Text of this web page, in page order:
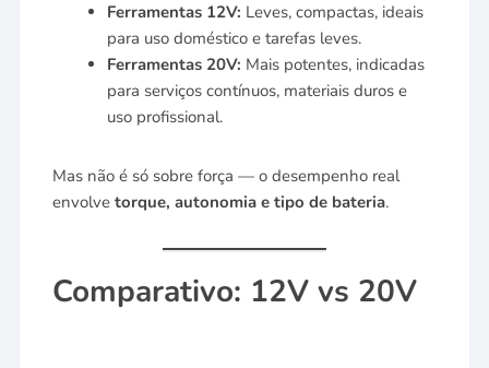
Ferramentas 12V: Leves, compactas, ideais
para uso doméstico e tarefas leves.
Ferramentas 20V: Mais potentes, indicadas
para serviços contínuos, materiais duros e
uso profissional.
Mas não é só sobre força — o desempenho real
envolvetorque, autonomia e tipo de bateria.
Comparativo: 12V vs 20V